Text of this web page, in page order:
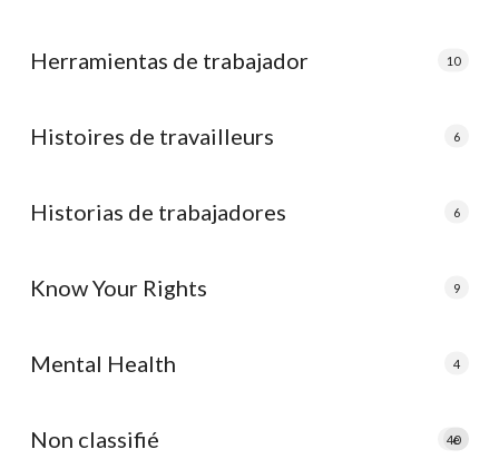
Herramientas de trabajador 10
Histoires de travailleurs 6
Historias de trabajadores 6
Know Your Rights 9
Mental Health 4
Non classifié e
40